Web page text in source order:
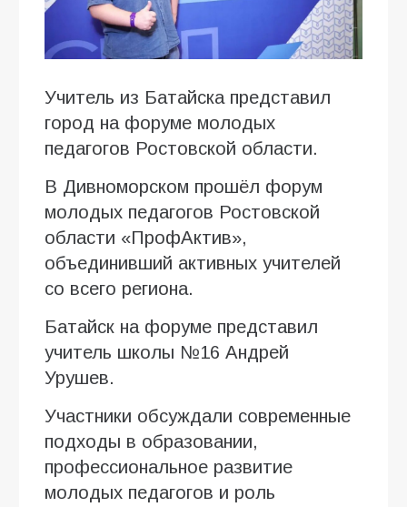
Учитель из Батайска представил
город на форуме молодых
педагогов Ростовской области.
В Дивноморском прошёл форум
молодых педагогов Ростовской
области «ПрофАктив»,
объединивший активных учителей
со всего региона.
Батайск на форуме представил
учитель школы №16 Андрей
Урушев.
Участники обсуждали современные
подходы в образовании,
профессиональное развитие
молодых педагогов и роль